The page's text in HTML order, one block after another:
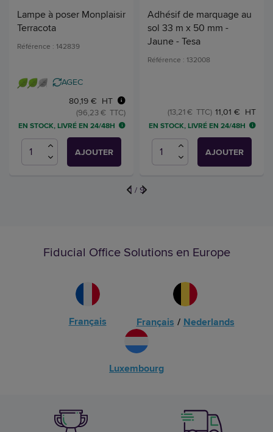
Lampe à poser Monplaisir
Terracota
Référence : 142839
AGEC
80,19 € HT
(96,23 € TTC)
EN STOCK, LIVRÉ EN 24/48H
AJOUTER
Adhésif de marquage au
sol 33 m x 50 mm -
Jaune - Tesa
Référence : 132008
11,01 € HT
(13,21 € TTC)
EN STOCK, LIVRÉ EN 24/48H
AJOUTER
1 / 9
Fiducial Office Solutions en Europe
Français Français / Nederlands
Luxembourg